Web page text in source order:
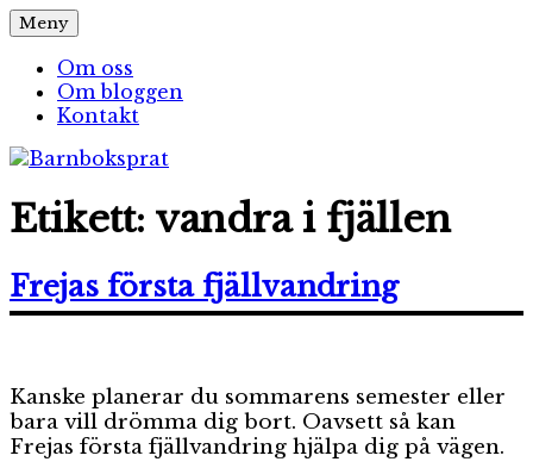
Hoppa
till
innehåll
Barnboksprat
– en blogg om barnböcker
Meny
Om oss
Om bloggen
Kontakt
Etikett: vandra i fjällen
Frejas första fjällvandring
Kanske planerar du sommarens semester eller
bara vill drömma dig bort. Oavsett så kan
Frejas första fjällvandring hjälpa dig på vägen.